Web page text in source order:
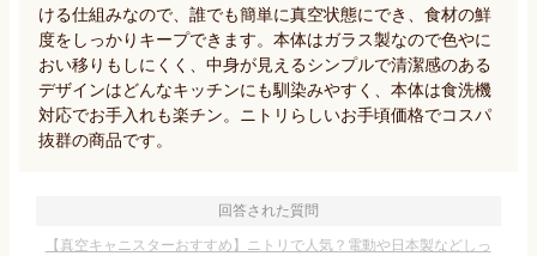
ける仕組みなので、誰でも簡単に真空状態にでき、食材の鮮
度をしっかりキープできます。本体はガラス製なので色やに
おい移りもしにくく、中身が見えるシンプルで清潔感のある
デザインはどんなキッチンにも馴染みやすく、本体は食洗機
対応でお手入れも楽チン。ニトリらしいお手頃価格でコスパ
抜群の商品です。
回答された質問
【真空キャニスターおすすめ】ニトリで人気？電動や日本製などしっ